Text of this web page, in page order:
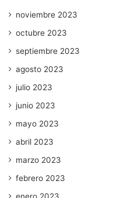
noviembre 2023
octubre 2023
septiembre 2023
agosto 2023
julio 2023
junio 2023
mayo 2023
abril 2023
marzo 2023
febrero 2023